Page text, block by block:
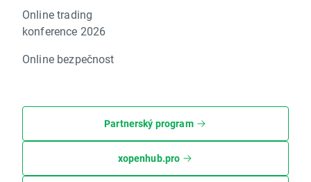
Online trading
konference 2026
Online bezpečnost
Partnerský program
xopenhub.pro